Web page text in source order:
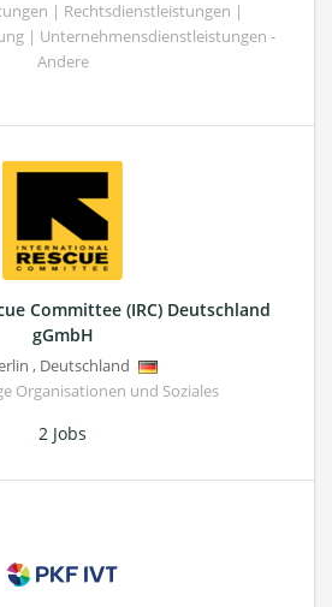
| Rechtsdienstleistungen |
| Unternehmensdienstleistungen -
Andere
Committee (IRC) Deutschland
gGmbH
, Deutschland
Organisationen und Soziales
2 Jobs